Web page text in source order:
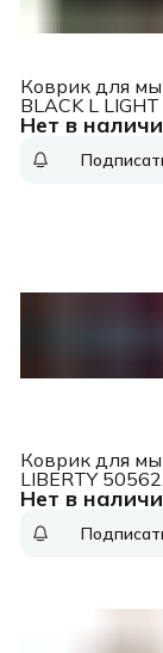
Нет в
Коврик для
BLACK L
DEFENDER
Нет в
Коврик для
LIBERTY 50562
DEFENDER